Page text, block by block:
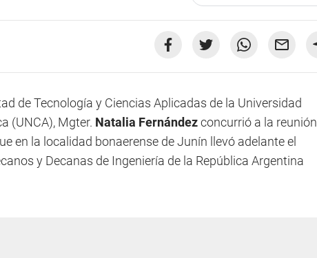
de Tecnología y Ciencias Aplicadas de la Universidad
(UNCA), Mgter. Natalia Fernándezconcurrió a la reunión
en la localidad bonaerense de Junín llevó adelante el
y Decanas de Ingeniería de la República Argentina